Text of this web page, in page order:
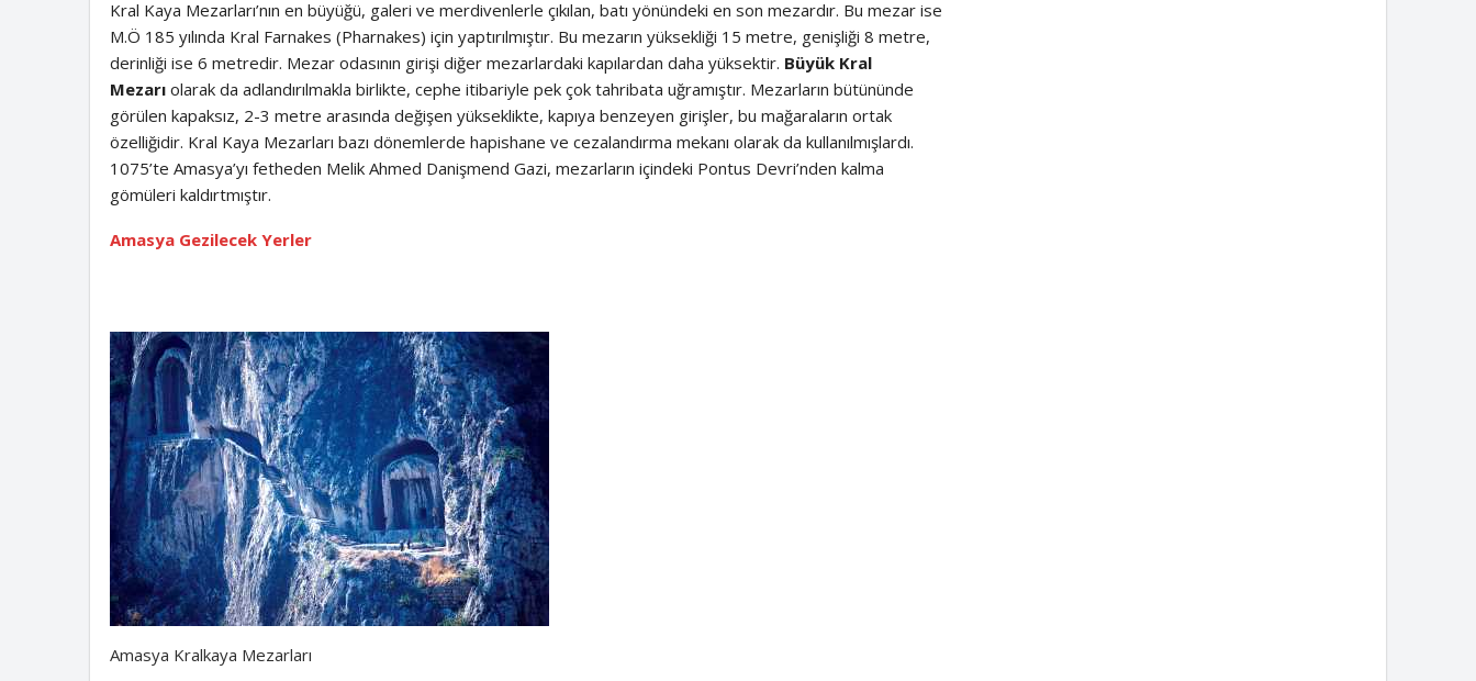
Kral Kaya Mezarları’nın en büyüğü, galeri ve merdivenlerle çıkılan, batı yönündeki en son mezardır. Bu mezar ise
M.Ö 185 yılında Kral Farnakes (Pharnakes) için yaptırılmıştır. Bu mezarın yüksekliği 15 metre, genişliği 8 metre,
derinliği ise 6 metredir. Mezar odasının girişi diğer mezarlardaki kapılardan daha yüksektir. Büyük Kral
Mezarıolarak da adlandırılmakla birlikte, cephe itibariyle pek çok tahribata uğramıştır. Mezarların bütününde
görülen kapaksız, 2-3 metre arasında değişen yükseklikte, kapıya benzeyen girişler, bu mağaraların ortak
özelliğidir. Kral Kaya Mezarları bazı dönemlerde hapishane ve cezalandırma mekanı olarak da kullanılmışlardı.
1075’te Amasya’yı fetheden Melik Ahmed Danişmend Gazi, mezarların içindeki Pontus Devri’nden kalma
gömüleri kaldırtmıştır.
Amasya Gezilecek Yerler
Amasya Kralkaya Mezarları